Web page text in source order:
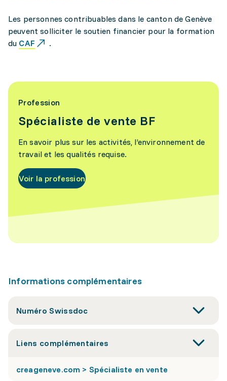
Les personnes contribuables dans le canton de Genève
peuvent solliciter le soutien financier pour la formation
du CAF .
Profession
Spécialiste de vente BF
En savoir plus sur les activités, l’environnement de
travail et les qualités requise.
Voir la profession
Informations complémentaires
Numéro Swissdoc
Liens complémentaires
creageneve.com > Spécialiste en vente